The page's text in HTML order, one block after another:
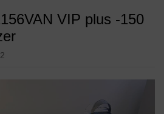
VIP plus -150